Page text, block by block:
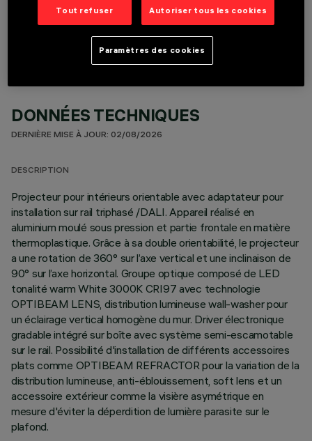
COMPOSANTS OPTIONNELS
DONNÉES TECHNIQUES
DERNIÈRE MISE À JOUR: 02/08/2026
DESCRIPTION
Projecteur pour intérieurs orientable avec adaptateur pour
installation sur rail triphasé /DALI. Appareil réalisé en
aluminium moulé sous pression et partie frontale en matière
thermoplastique. Grâce à sa double orientabilité, le projecteur
a une rotation de 360° sur l’axe vertical et une inclinaison de
90° sur l’axe horizontal. Groupe optique composé de LED
tonalité warm White 3000K CRI97 avec technologie
OPTIBEAM LENS, distribution lumineuse wall-washer pour
un éclairage vertical homogène du mur. Driver électronique
gradable intégré sur boîte avec système semi-escamotable
sur le rail. Possibilité d'installation de différents accessoires
plats comme OPTIBEAM REFRACTOR pour la variation de la
distribution lumineuse, anti-éblouissement, soft lens et un
accessoire extérieur comme la visière asymétrique en
mesure d'éviter la déperdition de lumière parasite sur le
plafond.
Tout refuser Autoriser tous les cookies
Paramètres des cookies